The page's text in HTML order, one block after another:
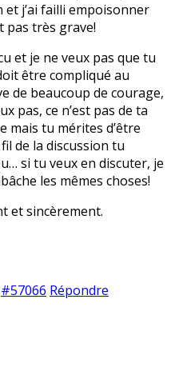
et j’ai failli empoisonner
pas très grave!
et je ne veux pas que tu
être compliqué au
de beaucoup de courage,
pas, ce n’est pas de ta
mais tu mérites d’être
fil de la discussion tu
si tu veux en discuter, je
les mêmes choses!
et sincèrement.
#57066 Répondre